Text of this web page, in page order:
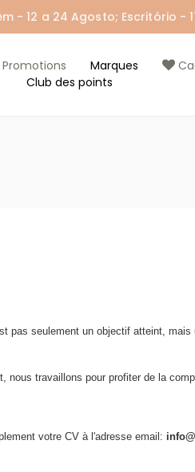
- 12 a 24 Agosto; Escritório
Promotions Marques
Club des points
pas seulement un objectif atteint,
nous travaillons pour profiter de la
votre CV à l'adresse email: